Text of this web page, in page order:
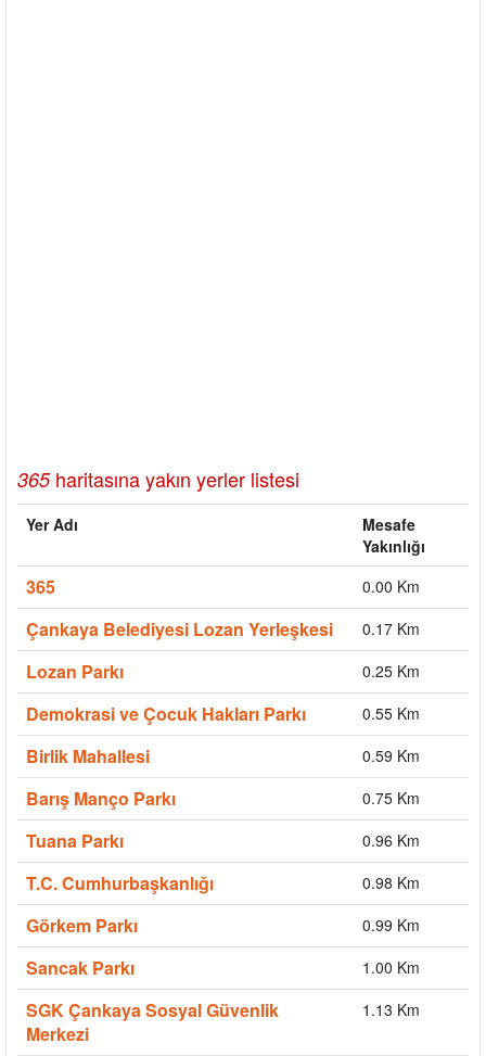
365haritasına yakın yerler listesi
Yer Adı
Mesafe
Yakınlığı
365 0.00 Km
Çankaya Belediyesi Lozan Yerleşkesi 0.17 Km
Lozan Parkı 0.25 Km
Demokrasi ve Çocuk Hakları Parkı 0.55 Km
Birlik Mahallesi 0.59 Km
Barış Manço Parkı 0.75 Km
Tuana Parkı 0.96 Km
T.C. Cumhurbaşkanlığı 0.98 Km
Görkem Parkı 0.99 Km
Sancak Parkı 1.00 Km
SGK Çankaya Sosyal Güvenlik
Merkezi
1.13 Km